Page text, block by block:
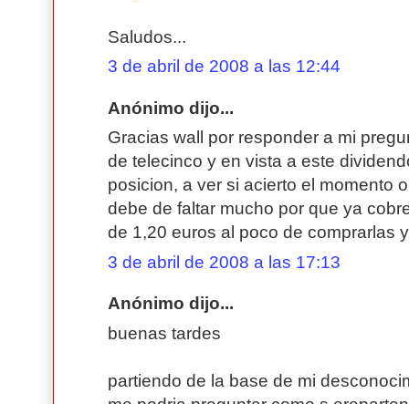
Saludos...
3 de abril de 2008 a las 12:44
Anónimo dijo...
Gracias wall por responder a mi
de telecinco y en vista a este
posicion, a ver si acierto el momento
debe de faltar mucho por que ya
de 1,20 euros al poco de comprarlas
3 de abril de 2008 a las 17:13
Anónimo dijo...
buenas tardes
partiendo de la base de mi